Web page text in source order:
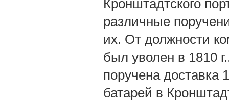
Кронштадтского
различные
их. От должности
был уволен в 1810
поручена доставка
батарей в